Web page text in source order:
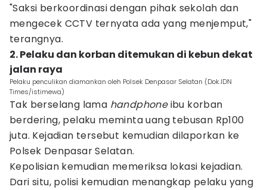
"Saksi berkoordinasi dengan pihak sekolah dan
mengecek CCTV ternyata ada yang menjemput,"
terangnya.
2. Pelaku dan korban ditemukan di kebun dekat
jalan raya
Pelaku penculikan diamankan oleh Polsek Denpasar Selatan (Dok.IDN
Times/istimewa)
Tak berselang lama handphoneibu korban
berdering, pelaku meminta uang tebusan Rp100
juta. Kejadian tersebut kemudian dilaporkan ke
Polsek Denpasar Selatan.
Kepolisian kemudian memeriksa lokasi kejadian.
Dari situ, polisi kemudian menangkap pelaku yang